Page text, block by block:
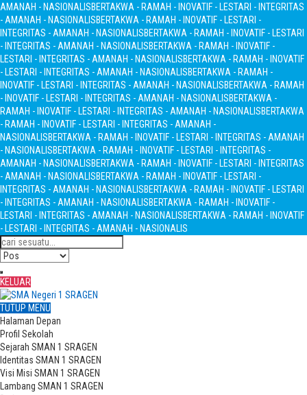
AMANAH - NASIONALISBERTAKWA - RAMAH - INOVATIF - LESTARI - INTEGRITAS
- AMANAH - NASIONALISBERTAKWA - RAMAH - INOVATIF - LESTARI -
INTEGRITAS - AMANAH - NASIONALISBERTAKWA - RAMAH - INOVATIF - LESTARI
- INTEGRITAS - AMANAH - NASIONALISBERTAKWA - RAMAH - INOVATIF -
LESTARI - INTEGRITAS - AMANAH - NASIONALISBERTAKWA - RAMAH - INOVATIF
- LESTARI - INTEGRITAS - AMANAH - NASIONALISBERTAKWA - RAMAH -
INOVATIF - LESTARI - INTEGRITAS - AMANAH - NASIONALISBERTAKWA - RAMAH
- INOVATIF - LESTARI - INTEGRITAS - AMANAH - NASIONALISBERTAKWA -
RAMAH - INOVATIF - LESTARI - INTEGRITAS - AMANAH - NASIONALISBERTAKWA
- RAMAH - INOVATIF - LESTARI - INTEGRITAS - AMANAH -
NASIONALISBERTAKWA - RAMAH - INOVATIF - LESTARI - INTEGRITAS - AMANAH
- NASIONALISBERTAKWA - RAMAH - INOVATIF - LESTARI - INTEGRITAS -
AMANAH - NASIONALISBERTAKWA - RAMAH - INOVATIF - LESTARI - INTEGRITAS
- AMANAH - NASIONALISBERTAKWA - RAMAH - INOVATIF - LESTARI -
INTEGRITAS - AMANAH - NASIONALISBERTAKWA - RAMAH - INOVATIF - LESTARI
- INTEGRITAS - AMANAH - NASIONALISBERTAKWA - RAMAH - INOVATIF -
LESTARI - INTEGRITAS - AMANAH - NASIONALISBERTAKWA - RAMAH - INOVATIF
- LESTARI - INTEGRITAS - AMANAH - NASIONALIS
KELUAR
TUTUP MENU
Halaman Depan
Profil Sekolah
Sejarah SMAN 1 SRAGEN
Identitas SMAN 1 SRAGEN
Visi Misi SMAN 1 SRAGEN
Lambang SMAN 1 SRAGEN